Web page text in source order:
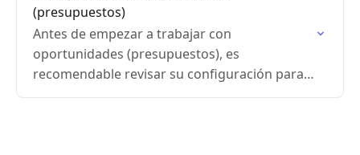
(presupuestos)
Antes de empezar a trabajar con
oportunidades (presupuestos), es
recomendable revisar su configuración para
adaptar el comportamiento a tu proceso de